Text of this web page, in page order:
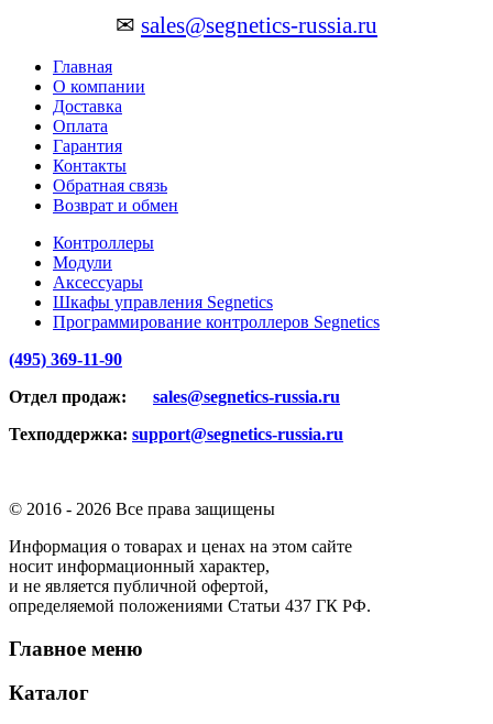
✉ sales@segnetics-russia.ru
Главная
О компании
Доставка
Оплата
Гарантия
Контакты
Обратная связь
Возврат и обмен
Контроллеры
Модули
Аксессуары
Шкафы управления Segnetics
Программирование контроллеров Segnetics
(495) 369-11-90
Отдел продаж: sales@segnetics-russia.ru
Техподдержка: support@segnetics-russia.ru
© 2016 - 2026 Все права защищены
Информация о товарах и ценах на этом сайте
носит информационный характер,
и не является публичной офертой,
определяемой положениями Статьи 437 ГК РФ.
Главное меню
Каталог